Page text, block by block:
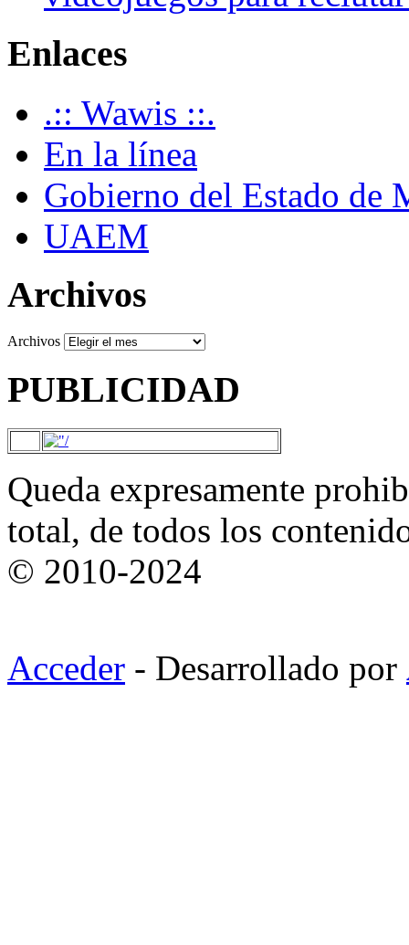
Enlaces
.:: Wawis ::.
En la línea
Gobierno del Estado de
UAEM
Archivos
Archivos
PUBLICIDAD
Queda expresamente
total, de todos los
© 2010-2024
Acceder - Desarrollado por